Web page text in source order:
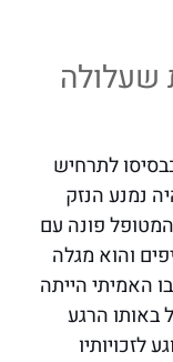
שעלולה
לתרחיש
נמנע הנזק
פונה עם
והוא מגלה
האמיתי הייתה
באותו הרגע
לזכויותיו